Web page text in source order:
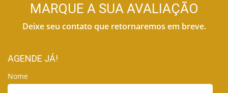
MARQUE A SUA AVALIAÇÃO
Deixe seu contato que retornaremos em breve.
AGENDE JÁ!
Nome